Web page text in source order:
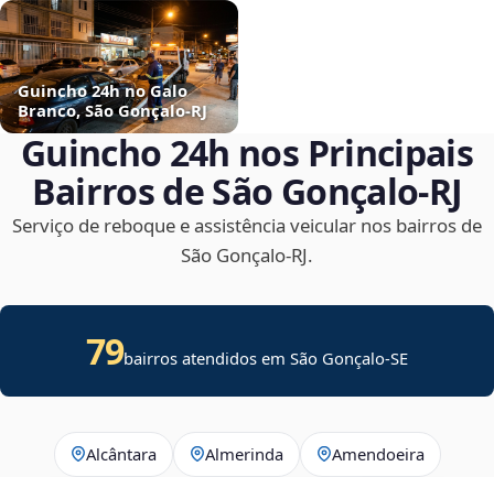
Guincho 24h no Galo
Branco, São Gonçalo‑RJ
Guincho 24h nos Principais
Bairros de São Gonçalo‑RJ
Serviço de reboque e assistência veicular nos bairros de
São Gonçalo‑RJ.
79bairros atendidos emSão Gonçalo-SE
Alcântara Almerinda Amendoeira